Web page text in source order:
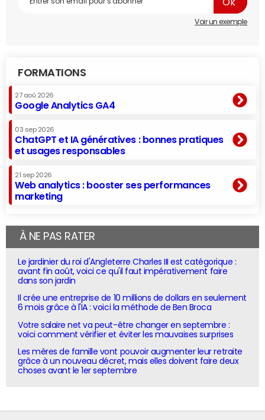
Voir un exemple
FORMATIONS
27 aoû 2026
Google Analytics GA4
03 sep 2026
ChatGPT et IA génératives : bonnes pratiques
et usages responsables
21 sep 2026
Web analytics : booster ses performances
marketing
À NE PAS RATER
Le jardinier du roi d'Angleterre Charles III est catégorique :
avant fin août, voici ce qu'il faut impérativement faire
dans son jardin
Il crée une entreprise de 10 millions de dollars en seulement
6 mois grâce à l'IA : voici la méthode de Ben Broca
Votre salaire net va peut-être changer en septembre :
voici comment vérifier et éviter les mauvaises surprises
Les mères de famille vont pouvoir augmenter leur retraite
grâce à un nouveau décret, mais elles doivent faire deux
choses avant le 1er septembre